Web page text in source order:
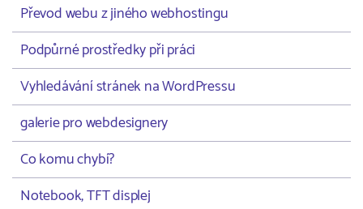
Převod webu z jiného webhostingu
Podpůrné prostředky při práci
Vyhledávání stránek na WordPressu
galerie pro webdesignery
Co komu chybí?
Notebook, TFT displej